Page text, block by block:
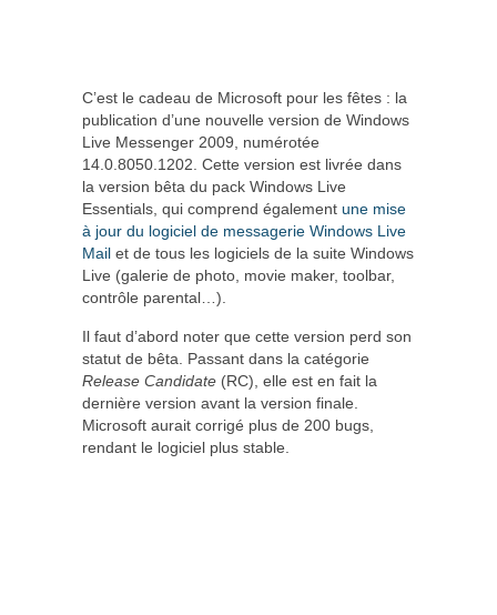
C’est le cadeau de Microsoft pour les fêtes : la
publication d’une nouvelle version de Windows
Live Messenger 2009, numérotée
14.0.8050.1202. Cette version est livrée dans
la version bêta du pack Windows Live
Essentials, qui comprend également une mise
à jour du logiciel de messagerie Windows Live
Mail et de tous les logiciels de la suite Windows
Live (galerie de photo, movie maker, toolbar,
contrôle parental…).
Il faut d’abord noter que cette version perd son
statut de bêta. Passant dans la catégorie
Release Candidate (RC), elle est en fait la
dernière version avant la version finale.
Microsoft aurait corrigé plus de 200 bugs,
rendant le logiciel plus stable.